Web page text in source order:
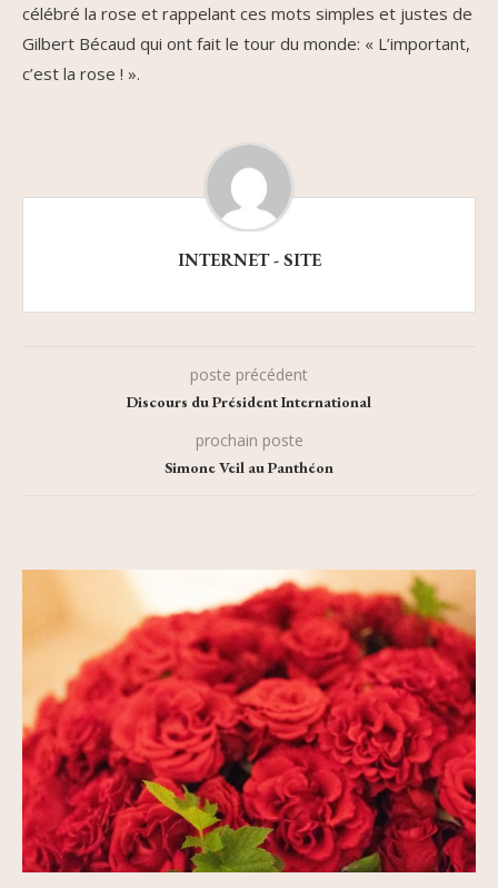
célébré la rose et rappelant ces mots simples et justes de
Gilbert Bécaud qui ont fait le tour du monde: « L’important,
c’est la rose ! ».
INTERNET - SITE
poste précédent
Discours du Président International
prochain poste
Simone Veil au Panthéon